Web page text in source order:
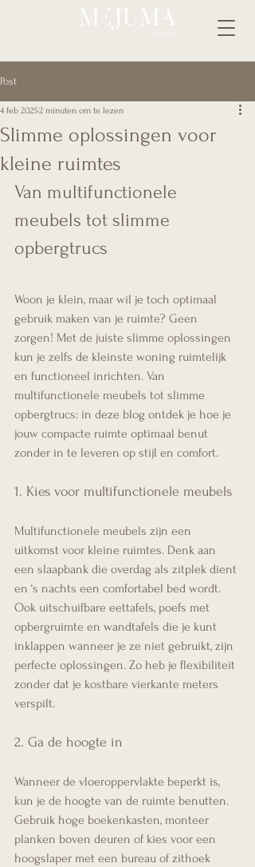
Post
Slimme oplossingen voor
kleine ruimtes
4 feb 20252 minuten om te lezen
Van multifunctionele
meubels tot slimme
opbergtrucs
Woon je klein, maar wil je toch optimaal
gebruik maken van je ruimte? Geen
zorgen! Met de juiste slimme oplossingen
kun je zelfs de kleinste woning ruimtelijk
en functioneel inrichten. Van
multifunctionele meubels tot slimme
opbergtrucs: in deze blog ontdek je hoe je
jouw compacte ruimte optimaal benut
zonder in te leveren op stijl en comfort.
1. Kies voor multifunctionele meubels
Multifunctionele meubels zijn een
uitkomst voor kleine ruimtes. Denk aan
een slaapbank die overdag als zitplek dient
en ‘s nachts een comfortabel bed wordt.
Ook uitschuifbare eettafels, poefs met
opbergruimte en wandtafels die je kunt
inklappen wanneer je ze niet gebruikt, zijn
perfecte oplossingen. Zo heb je flexibiliteit
zonder dat je kostbare vierkante meters
verspilt.
2. Ga de hoogte in
Wanneer de vloeroppervlakte beperkt is,
kun je de hoogte van de ruimte benutten.
Gebruik hoge boekenkasten, monteer
planken boven deuren of kies voor een
hoogslaper met een bureau of zithoek